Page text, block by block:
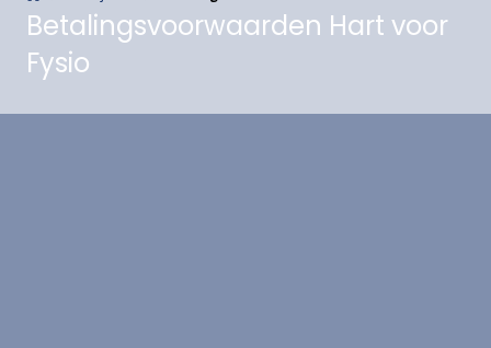
Betalingsvoorwaarden Hart voor
Fysio